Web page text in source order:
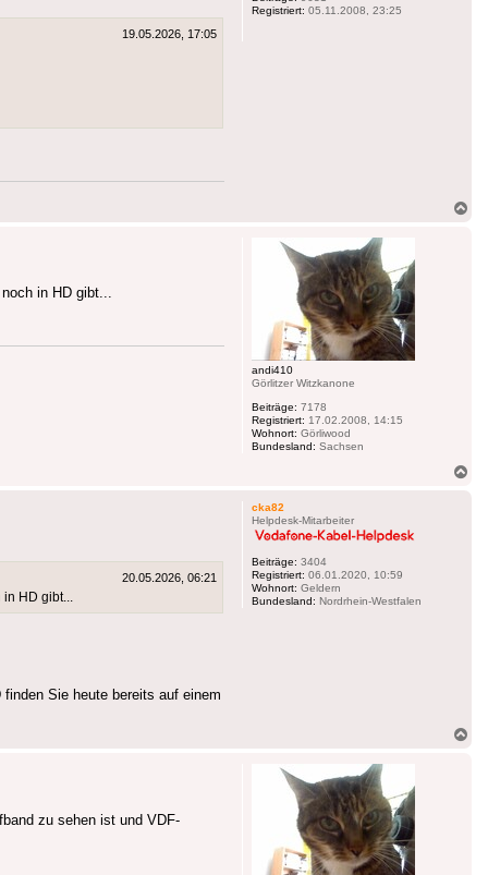
Registriert: 05.11.2008, 23:25
19.05.2026, 17:05
andi410
Görlitzer Witzkanone
Beiträge: 7178
Registriert: 17.02.2008, 14:15
Wohnort: Görliwood
Bundesland: Sachsen
in HD gibt...
cka82
Helpdesk-Mitarbeiter
Beiträge: 3404
Registriert: 06.01.2020, 10:59
Wohnort: Geldern
Bundesland: Nordrhein-Westfalen
20.05.2026, 06:21
HD gibt...
Sie heute bereits auf einem
zu sehen ist und VDF-